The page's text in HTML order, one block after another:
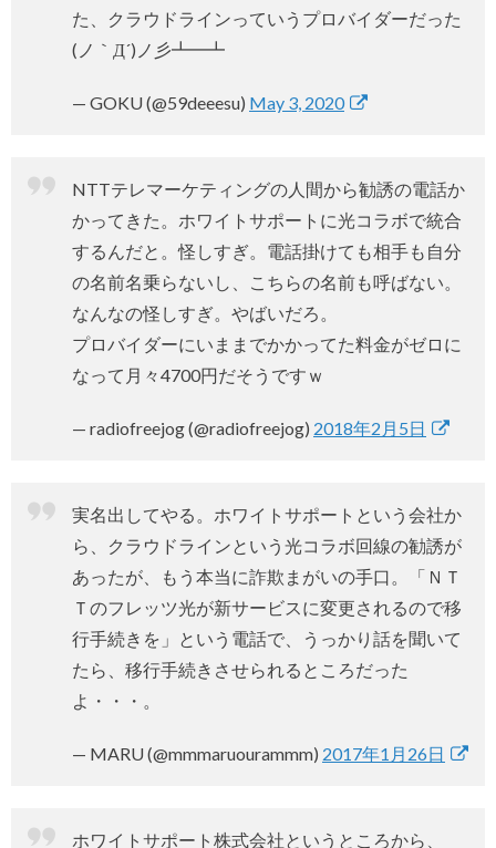
た、クラウドラインっていうプロバイダーだった
(ノ｀Д´)ノ彡┻━┻
— GOKU (@59deeesu) May 3, 2020
NTTテレマーケティングの人間から勧誘の電話か
かってきた。ホワイトサポートに光コラボで統合
するんだと。怪しすぎ。電話掛けても相手も自分
の名前名乗らないし、こちらの名前も呼ばない。
なんなの怪しすぎ。やばいだろ。
プロバイダーにいままでかかってた料金がゼロに
なって月々4700円だそうですｗ
— radiofreejog (@radiofreejog) 2018年2月5日
実名出してやる。ホワイトサポートという会社か
ら、クラウドラインという光コラボ回線の勧誘が
あったが、もう本当に詐欺まがいの手口。「ＮＴ
Ｔのフレッツ光が新サービスに変更されるので移
行手続きを」という電話で、うっかり話を聞いて
たら、移行手続きさせられるところだった
よ・・・。
— MARU (@mmmaruourammm) 2017年1月26日
ホワイトサポート株式会社というところから、